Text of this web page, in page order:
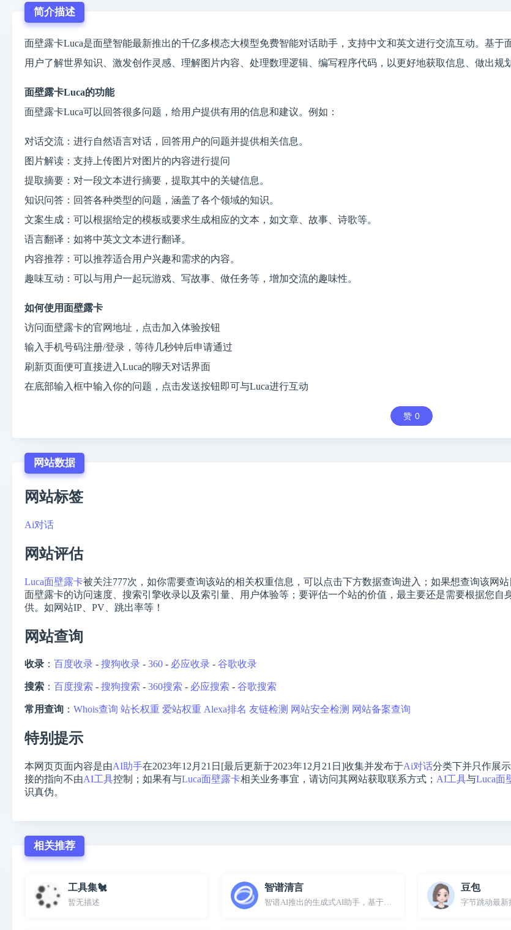
简介描述
面壁露卡Luca是面壁智能最新推出的千亿多模态大模型免费智能对话助手，支持中文和英文进行交流互动。基
用户了解世界知识、激发创作灵感、理解图片内容、处理数理逻辑、编写程序代码，以更好地获取信息、做出规
面壁露卡Luca的功能
面壁露卡Luca可以回答很多问题，给用户提供有用的信息和建议。例如：
对话交流：进行自然语言对话，回答用户的问题并提供相关信息。
图片解读：支持上传图片对图片的内容进行提问
提取摘要：对一段文本进行摘要，提取其中的关键信息。
知识问答：回答各种类型的问题，涵盖了各个领域的知识。
文案生成：可以根据给定的模板或要求生成相应的文本，如文章、故事、诗歌等。
语言翻译：如将中英文文本进行翻译。
内容推荐：可以推荐适合用户兴趣和需求的内容。
趣味互动：可以与用户一起玩游戏、写故事、做任务等，增加交流的趣味性。
如何使用面壁露卡
访问面壁露卡的官网地址，点击加入体验按钮
输入手机号码注册/登录，等待几秒钟后申请通过
刷新页面便可直接进入Luca的聊天对话界面
在底部输入框中输入你的问题，点击发送按钮即可与Luca进行互动
赞 0
网站数据
网站标签
Ai对话
网站评估
Luca面壁露卡被关注777次，如你需要查询该站的相关权重信息，可以点击下方数据查询进入；如果想查询该网
面壁露卡的访问速度、搜索引擎收录以及索引量、用户体验等；要评估一个站的价值，最主要还是需要根据您
供。如网站IP、PV、跳出率等！
网站查询
收录 ： 百度收录 - 搜狗收录 - 360 - 必应收录 - 谷歌收录
搜索 ： 百度搜索 - 搜狗搜索 - 360搜索 - 必应搜索 - 谷歌搜索
常用查询 ： Whois查询 站长权重 爱站权重 Alexa排名 友链检测 网站安全检测 网站备案查询
特别提示
本网页页面内容是由AI助手在2023年12月21日[最后更新于2023年12月21日]收集并发布于Ai对话分类下并只作展示
接的指向不由AI工具控制；如果有与Luca面壁露卡相关业务事宜，请访问其网站获取联系方式； AI工具与Luca面
识真伪。
相关推荐
工具集🐔
暂无描述
智谱清言
智谱AI推出的生成式AI助手，基于ChatGLM 2
豆包
字节跳动最